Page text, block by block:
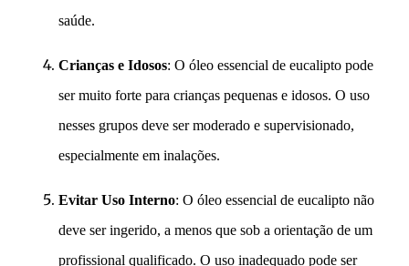
saúde.
Crianças e Idosos: O óleo essencial de eucalipto pode
ser muito forte para crianças pequenas e idosos. O uso
nesses grupos deve ser moderado e supervisionado,
especialmente em inalações.
Evitar Uso Interno: O óleo essencial de eucalipto não
deve ser ingerido, a menos que sob a orientação de um
profissional qualificado. O uso inadequado pode ser